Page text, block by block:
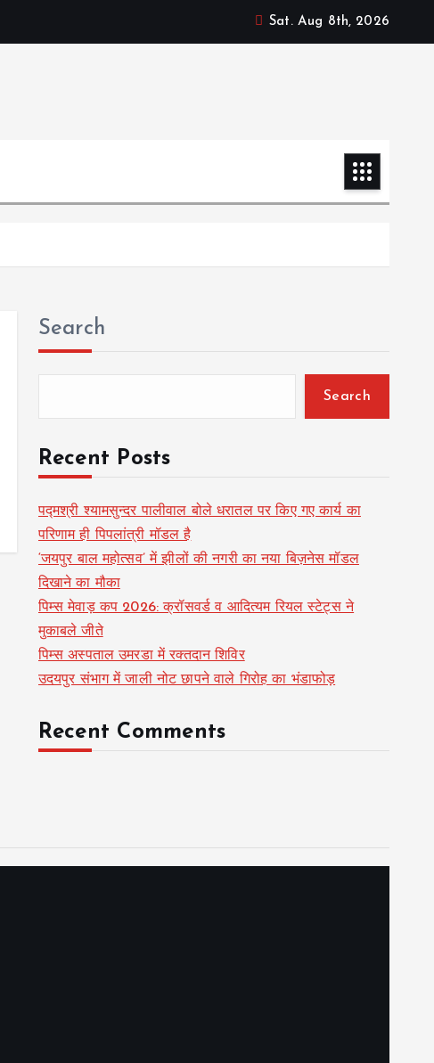
Sat. Aug 8th, 2026
Search
Search
Recent Posts
पद्मश्री श्यामसुन्दर पालीवाल बोले धरातल पर किए गए कार्य का
परिणाम ही पिपलांत्री मॉडल है
‘जयपुर बाल महोत्सव’ में झीलों की नगरी का नया बिज़नेस मॉडल
दिखाने का मौका
पिम्स मेवाड़ कप 2026: क्रॉसवर्ड व आदित्यम रियल स्टेट्स ने
मुकाबले जीते
पिम्स अस्पताल उमरडा में रक्तदान शिविर
उदयपुर संभाग में जाली नोट छापने वाले गिरोह का भंडाफोड़
Recent Comments